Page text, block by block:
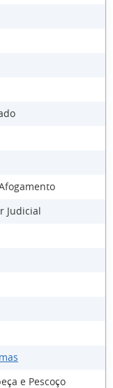
Judicial
e Pescoço